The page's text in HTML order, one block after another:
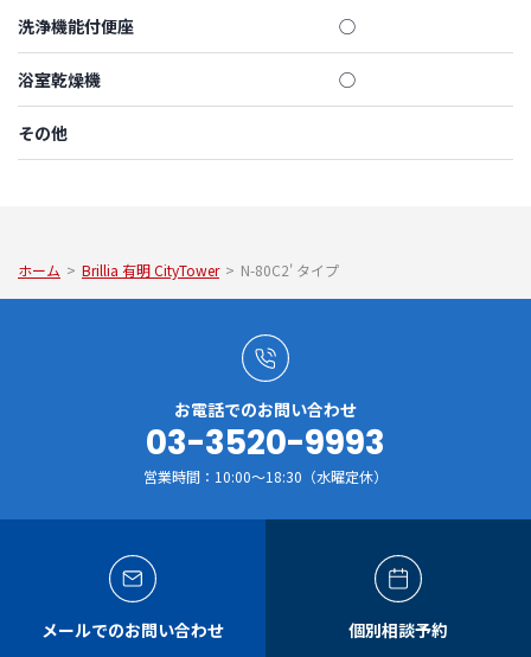
洗浄機能付便座 ◯
浴室乾燥機 ◯
その他
ホーム > Brillia 有明 CityTower > N-80C2' タイプ
お電話でのお問い合わせ
03-3520-9993
営業時間：10:00～18:30（水曜定休）
メールでのお問い合わせ 個別相談予約